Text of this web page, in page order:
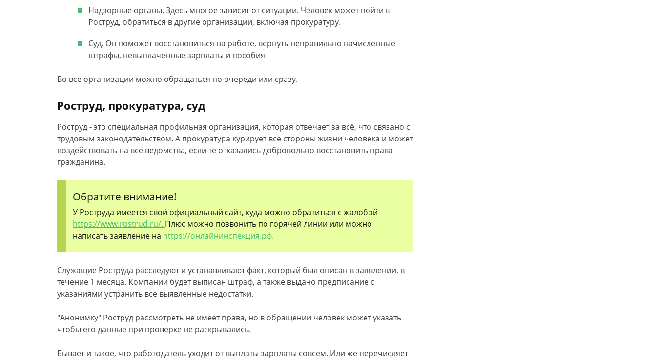
Надзорные органы. Здесь многое зависит от ситуации. Человек может пойти в
Роструд, обратиться в другие организации, включая прокуратуру.
Суд. Он поможет восстановиться на работе, вернуть неправильно начисленные
штрафы, невыплаченные зарплаты и пособия.
Во все организации можно обращаться по очереди или сразу.
Роструд, прокуратура, суд
Роструд - это специальная профильная организация, которая отвечает за всё, что связано с
трудовым законодательством. А прокуратура курирует все стороны жизни человека и может
воздействовать на все ведомства, если те отказались добровольно восстановить права
гражданина.
Обратите внимание!
У Роструда имеется свой официальный сайт, куда можно обратиться с жалобой
https://www.rostrud.ru/. Плюс можно позвонить по горячей линии или можно
написать заявление на https://онлайнинспекция.рф.
Служащие Роструда расследуют и устанавливают факт, который был описан в заявлении, в
течение 1 месяца. Компании будет выписан штраф, а также выдано предписание с
указаниями устранить все выявленные недостатки.
"Анонимку" Роструд рассмотреть не имеет права, но в обращении человек может указать
чтобы его данные при проверке не раскрывались.
Бывает и такое, что работодатель уходит от выплаты зарплаты совсем. Или же перечисляет